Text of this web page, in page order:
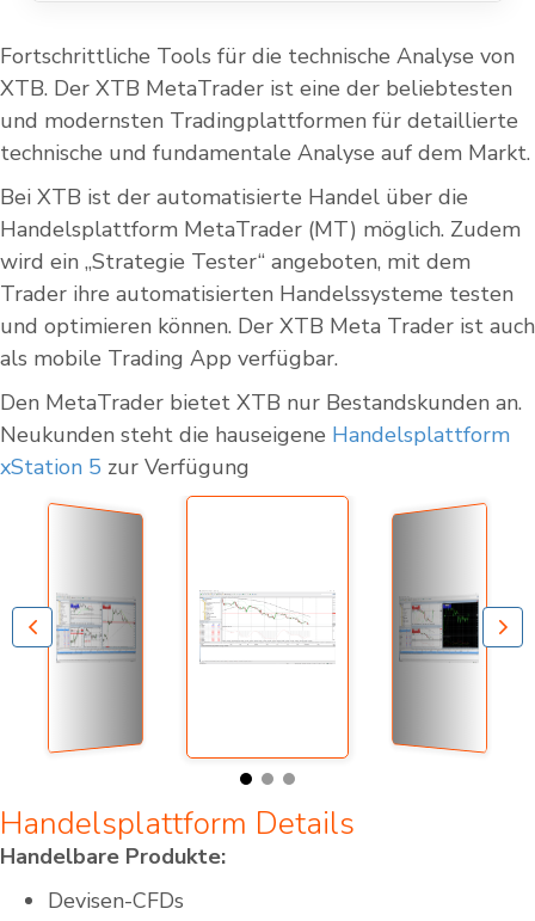
Fortschrittliche Tools für die technische Analyse von
XTB. Der XTB MetaTrader ist eine der beliebtesten
und modernsten Tradingplattformen für detaillierte
technische und fundamentale Analyse auf dem Markt.
Bei XTB ist der automatisierte Handel über die
Handelsplattform MetaTrader (MT) möglich. Zudem
wird ein „Strategie Tester“ angeboten, mit dem
Trader ihre automatisierten Handelssysteme testen
und optimieren können. Der XTB Meta Trader ist auch
als mobile Trading App verfügbar.
Den MetaTrader bietet XTB nur Bestandskunden an.
Neukunden steht die hauseigene Handelsplattform
xStation 5 zur Verfügung
Handelsplattform Details
Handelbare Produkte:
Devisen-CFDs